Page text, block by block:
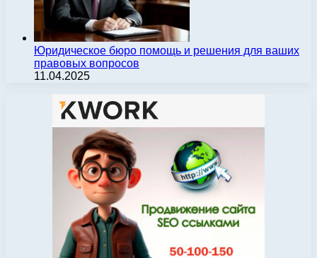
Юридическое бюро помощь и решения для ваших
правовых вопросов
11.04.2025